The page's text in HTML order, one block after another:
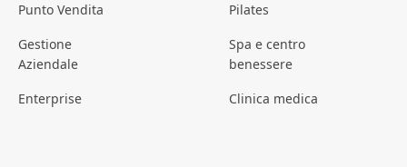
Punto Vendita
Gestione
Aziendale
Enterprise
Pilates
Spa e centro
benessere
Clinica medica